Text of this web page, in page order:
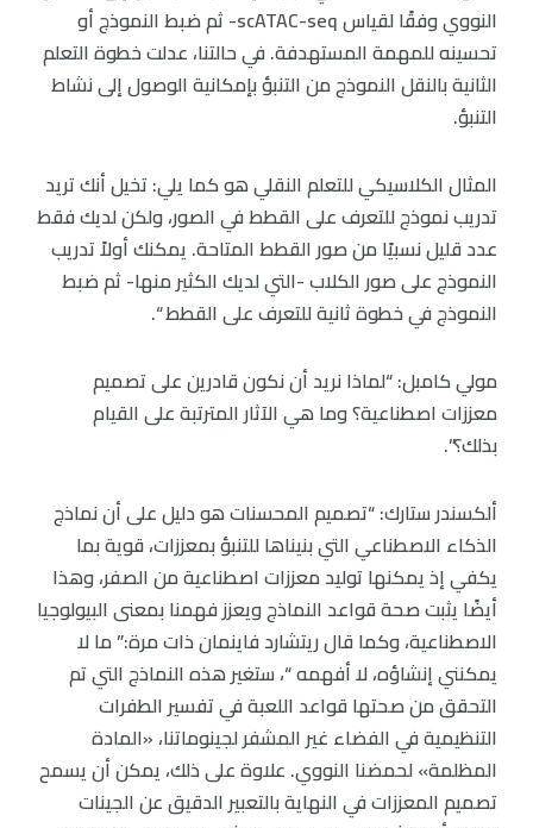
النووي وفقًا لقياس scATAC-seq- ثم ضبط النموذج أو
تحسينه للمهمة المستهدفة. في حالتنا، عدلت خطوة التعلم
الثانية بالنقل النموذج من التنبؤ بإمكانية الوصول إلى نشاط
التنبؤ.
المثال الكلاسيكي للتعلم النقلي هو كما يلي: تخيل أنك تريد
تدريب نموذج للتعرف على القطط في الصور، ولكن لديك فقط
عدد قليل نسبيًا من صور القطط المتاحة. يمكنك أولاً تدريب
النموذج على صور الكلاب -التي لديك الكثير منها- ثم ضبط
النموذج في خطوة ثانية للتعرف على القطط “.
مولي كامبل: “لماذا نريد أن نكون قادرين على تصميم
معززات اصطناعية؟ وما هي الآثار المترتبة على القيام
بذلك؟”.
ألكسندر ستارك: “تصميم المحسنات هو دليل على أن نماذج
الذكاء الاصطناعي التي بنيناها للتنبؤ بمعززات، قوية بما
يكفي إذ يمكنها توليد معززات اصطناعية من الصفر، وهذا
أيضًا يثبت صحة قواعد النماذج ويعزز فهمنا بمعنى البيولوجيا
الاصطناعية، وكما قال ريتشارد فاينمان ذات مرة:” ما لا
يمكنني إنشاؤه، لا أفهمه “، ستغير هذه النماذج التي تم
التحقق من صحتها قواعد اللعبة في تفسير الطفرات
التنظيمية في الفضاء غير المشفر لجينوماتنا، «المادة
المظلمة» لحمضنا النووي. علاوة على ذلك، يمكن أن يسمح
تصميم المعززات في النهاية بالتعبير الدقيق عن الجينات